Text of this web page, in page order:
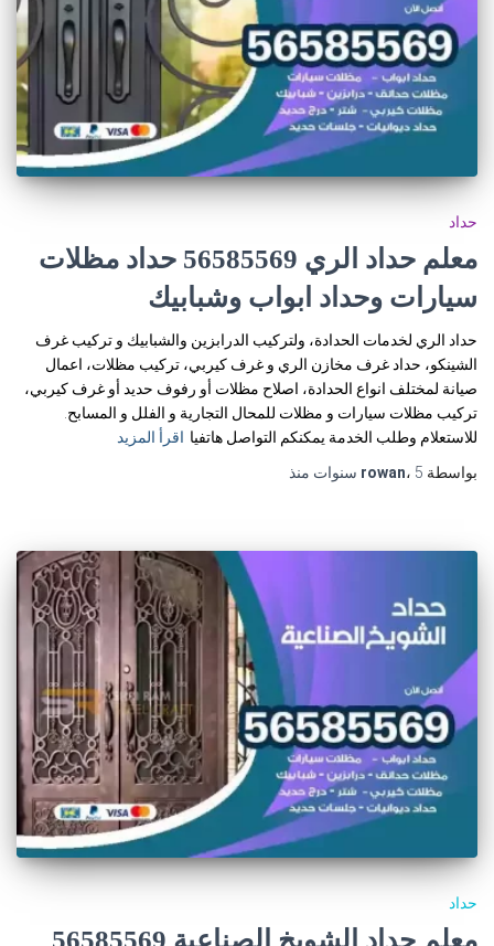
حداد
معلم حداد الري 56585569 حداد مظلات
سيارات وحداد ابواب وشبابيك
حداد الري لخدمات الحدادة، ولتركيب الدرابزين والشبابيك و تركيب غرف
الشينكو، حداد غرف مخازن الري و غرف كيربي، تركيب مظلات، اعمال
صيانة لمختلف انواع الحدادة، اصلاح مظلات أو رفوف حديد أو غرف كيربي،
تركيب مظلات سيارات و مظلات للمحال التجارية و الفلل و المسابح.
للاستعلام وطلب الخدمة يمكنكم التواصل هاتفيا اقرأ المزيد
بواسطة
rowan، 5 سنوات منذ
حداد